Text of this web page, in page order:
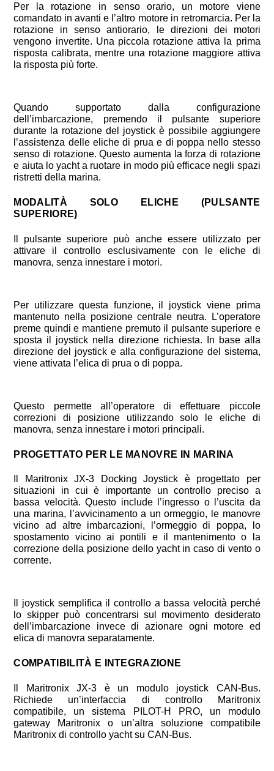
Per la rotazione in senso orario, un motore viene
comandato in avanti e l’altro motore in retromarcia. Per la
rotazione in senso antiorario, le direzioni dei motori
vengono invertite. Una piccola rotazione attiva la prima
risposta calibrata, mentre una rotazione maggiore attiva
la risposta più forte.
Quando supportato dalla configurazione
dell’imbarcazione, premendo il pulsante superiore
durante la rotazione del joystick è possibile aggiungere
l’assistenza delle eliche di prua e di poppa nello stesso
senso di rotazione. Questo aumenta la forza di rotazione
e aiuta lo yacht a ruotare in modo più efficace negli spazi
ristretti della marina.
MODALITÀ SOLO ELICHE (PULSANTE
SUPERIORE)
Il pulsante superiore può anche essere utilizzato per
attivare il controllo esclusivamente con le eliche di
manovra, senza innestare i motori.
Per utilizzare questa funzione, il joystick viene prima
mantenuto nella posizione centrale neutra. L’operatore
preme quindi e mantiene premuto il pulsante superiore e
sposta il joystick nella direzione richiesta. In base alla
direzione del joystick e alla configurazione del sistema,
viene attivata l’elica di prua o di poppa.
Questo permette all’operatore di effettuare piccole
correzioni di posizione utilizzando solo le eliche di
manovra, senza innestare i motori principali.
PROGETTATO PER LE MANOVRE IN MARINA
Il Maritronix JX-3 Docking Joystick è progettato per
situazioni in cui è importante un controllo preciso a
bassa velocità. Questo include l’ingresso o l’uscita da
una marina, l’avvicinamento a un ormeggio, le manovre
vicino ad altre imbarcazioni, l’ormeggio di poppa, lo
spostamento vicino ai pontili e il mantenimento o la
correzione della posizione dello yacht in caso di vento o
corrente.
Il joystick semplifica il controllo a bassa velocità perché
lo skipper può concentrarsi sul movimento desiderato
dell’imbarcazione invece di azionare ogni motore ed
elica di manovra separatamente.
COMPATIBILITÀ E INTEGRAZIONE
Il Maritronix JX-3 è un modulo joystick CAN-Bus.
Richiede un’interfaccia di controllo Maritronix
compatibile, un sistema PILOT-H PRO, un modulo
gateway Maritronix o un’altra soluzione compatibile
Maritronix di controllo yacht su CAN-Bus.